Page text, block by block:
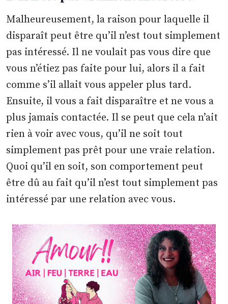
Malheureusement, la raison pour laquelle il
disparaît peut être qu’il n’est tout simplement
pas intéressé. Il ne voulait pas vous dire que
vous n’étiez pas faite pour lui, alors il a fait
comme s’il allait vous appeler plus tard.
Ensuite, il vous a fait disparaître et ne vous a
plus jamais contactée. Il se peut que cela n’ait
rien à voir avec vous, qu’il ne soit tout
simplement pas prêt pour une vraie relation.
Quoi qu’il en soit, son comportement peut
être dû au fait qu’il n’est tout simplement pas
intéressé par une relation avec vous.